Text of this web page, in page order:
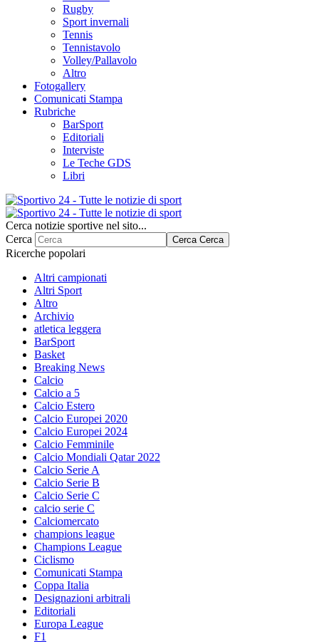
Rugby
Sport invernali
Tennis
Tennistavolo
Volley/Pallavolo
Altro
Fotogallery
Comunicati Stampa
Rubriche
BarSport
Editoriali
Interviste
Le Teche GDS
Libri
Cerca notizie sportive nel sito...
Cerca
Cerca Cerca
Ricerche popolari
Altri campionati
Altri Sport
Altro
Archivio
atletica leggera
BarSport
Basket
Breaking News
Calcio
Calcio a 5
Calcio Estero
Calcio Europei 2020
Calcio Europei 2024
Calcio Femminile
Calcio Mondiali Qatar 2022
Calcio Serie A
Calcio Serie B
Calcio Serie C
calcio serie C
Calciomercato
champions league
Champions League
Ciclismo
Comunicati Stampa
Coppa Italia
Designazioni arbitrali
Editoriali
Europa League
F1